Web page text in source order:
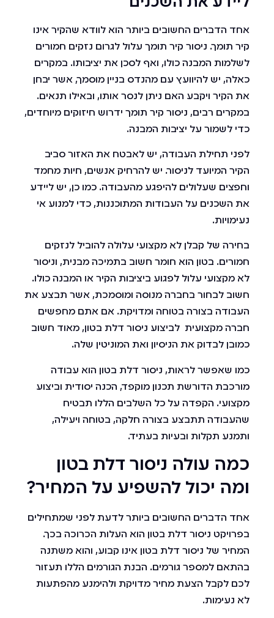
אחד הדברים החשובים ביותר הוא לוודא שהקיר אינו
קיר תומך. ניסור קיר תומך עלול לגרום נזקים חמורים
לשלמות המבנה כולו, ואף לסכן את יציבותו. במקרים
כאלה, יש להיוועץ עם מהנדס בניין מוסמך, אשר יבחן
את הקיר ויקבע האם ניתן לנסר אותו, ובאילו תנאים.
במקרים רבים, ניסור קיר תומך ידרוש חיזוקים מיוחדים,
כדי לשמור על יציבות המבנה.
לפני תחילת העבודה, יש לאבטח את האזור סביב
הקיר המיועד לניסור. יש להרחיק אנשים, חיות מחמד
וחפצים שעלולים להיפגע מהעבודה. כמו כן, יש ליידע
את השכנים על העבודות המתוכננות, כדי למנוע אי
נעימויות.
בחירה של קבלן לא מקצועי עלולה להוביל לנזקים
חמורים. בטון הוא חומר חשוב בתמיכה מבנית, וניסור
לא מקצועי עלול לפגוע ביציבות הקיר או המבנה כולו.
חשוב לבחור בחברה מנוסה ומוסמכת, אשר תבצע את
העבודה בצורה בטוחה ומדויקת. אם אתם מחפשים
חברה מקצועית לביצוע ניסור דלת בטון, מאוד חשוב
כמובן לבדוק את הניסיון ואת המוניטין שלה.
כמו שאפשר לראות, ניסור דלת בטון הוא עבודה
מורכבת הדורשת תכנון מוקפד, הכנה יסודית וביצוע
מקצועי. הקפדה על כל השלבים הללו תבטיח
שהעבודה תתבצע בצורה חלקה, בטוחה ויעילה,
ותמנע תקלות ובעיות בעתיד.
כמה עולה ניסור דלת בטון
ומה יכול להשפיע על המחיר?
אחד הדברים החשובים ביותר לדעת לפני שמתחילים
בפרויקט ניסור דלת בטון הוא העלות הכרוכה בכך.
המחיר של ניסור דלת בטון אינו קבוע, והוא משתנה
בהתאם למספר גורמים. הבנת הגורמים הללו תעזור
לכם לקבל הצעת מחיר מדויקת ולהימנע מהפתעות
לא נעימות.